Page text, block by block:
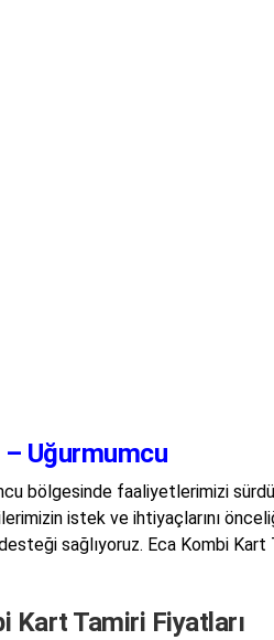
Uğurmumcu
bölgesinde faaliyetlerimizi
istek ve ihtiyaçlarını
sağlıyoruz. Eca Kombi Kart
Kart Tamiri Fiyatları